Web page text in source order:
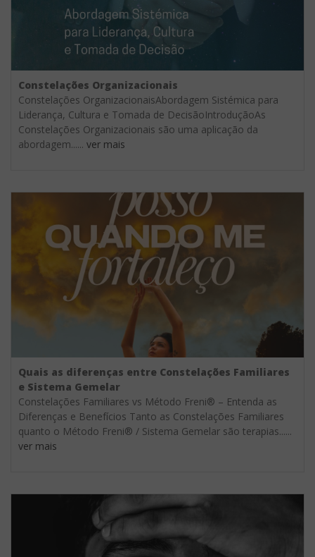
Constelações Organizacionais
Constelações OrganizacionaisAbordagem Sistémica para
Liderança, Cultura e Tomada de DecisãoIntroduçãoAs
Constelações Organizacionais são uma aplicação da
abordagem...... ver mais
Quais as diferenças entre Constelações Familiares
e Sistema Gemelar
Constelações Familiares vs Método Freni® – Entenda as
Diferenças e Benefícios Tanto as Constelações Familiares
quanto o Método Freni® / Sistema Gemelar são terapias......
ver mais